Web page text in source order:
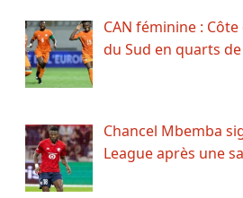
CAN féminine :
du Sud en quarts
Chancel Mbemba
League après une